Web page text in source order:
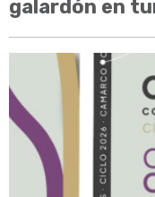
galardón en